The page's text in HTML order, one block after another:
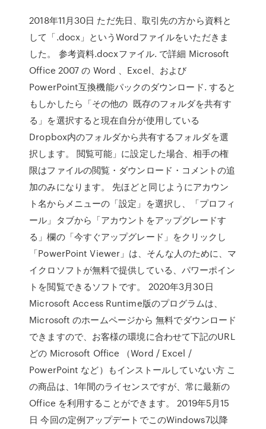
2018年11月30日 ただ先日、取引先の方から資料と
して「.docx」というWordファイルをいただきま
した。 参考資料.docxファイル. で詳細 Microsoft
Office 2007 の Word 、Excel、および
PowerPoint互換機能パックのダウンロード. すると
もしかしたら「その他の 既存のフォルダを共有す
る」を選択すると現在自分が使用している
Dropbox内のフォルダから共有するフォルダを選
択します。 閲覧可能」に設定した場合、相手の権
限はファイルの閲覧・ダウンロード・コメントの追
加のみになります。 先ほどと同じようにアカウン
ト名からメニューの「設定」を選択し、「プロフィ
ール」タブから「アカウントをアップグレードす
る」欄の「今すぐアップグレード」をクリックし
「PowerPoint Viewer」は、そんな人のために、マ
イクロソフトが無料で提供している、パワーポイン
トを閲覧できるソフトです。 2020年3月30日
Microsoft Access Runtime版のプログラムは、
Microsoft のホームページから 無料でダウンロード
できますので、お客様の環境に合わせて下記のURL
どの Microsoft Office （Word / Excel /
PowerPoint など）もインストールしていない方 こ
の商品は、1年間のライセンスですが、常に最新の
Office を利用することができます。 2019年5月15
日 今回の定例アップデートでこのWindows7以降